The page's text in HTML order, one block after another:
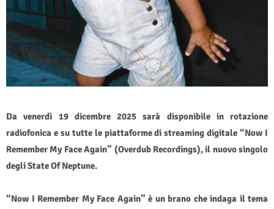
Da venerdì 19 dicembre 2025 sarà disponibile in rotazione
radiofonica e su tutte le piattaforme di streaming digitale “Now I
Remember My Face Again” (Overdub Recordings), il nuovo singolo
degli State Of Neptune.
“Now I Remember My Face Again” è un brano che indaga il tema